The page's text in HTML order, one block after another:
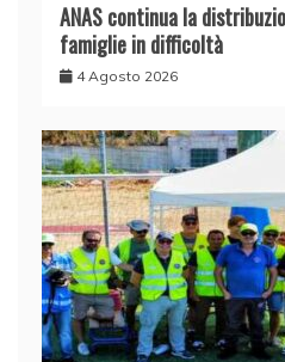
ANAS continua la
famiglie in difficoltà
4 Agosto 2026